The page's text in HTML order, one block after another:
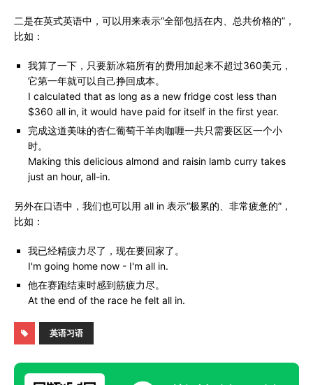
二是在英式英语中，可以用来表示“全部包括在内、总共价格的”，
比如：
我算了一下，只要新冰箱所有的费用加起来不超过360美元，
它第一年就可以自己挣回成本。
I calculated that as long as a new fridge cost less than
$360 all in, it would have paid for itself in the first year.
完成这道美味的杏仁葡萄干羊肉咖喱一共只需要区区一个小
时。
Making this delicious almond and raisin lamb curry takes
just an hour, all-in.
另外在口语中，我们也可以用 all in 表示“极累的、非常疲惫的”，
比如：
我已经精疲力尽了，现在要回家了。
I'm going home now - I'm all in.
他在赛跑结束时感到筋疲力尽。
At the end of the race he felt all in.
英语习语